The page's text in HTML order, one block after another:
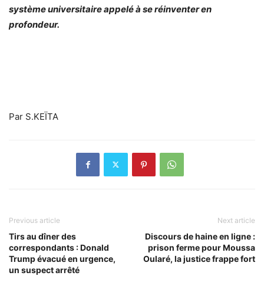
système universitaire appelé à se réinventer en
profondeur.
Par S.KEÏTA
Previous article
Tirs au dîner des
correspondants : Donald
Trump évacué en urgence,
un suspect arrêté
Next article
Discours de haine en ligne :
prison ferme pour Moussa
Oularé, la justice frappe fort